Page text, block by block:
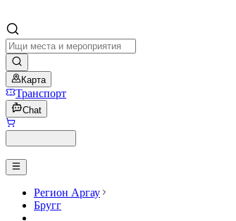
Карта
Транспорт
Chat
Регион Аргау
Бругг